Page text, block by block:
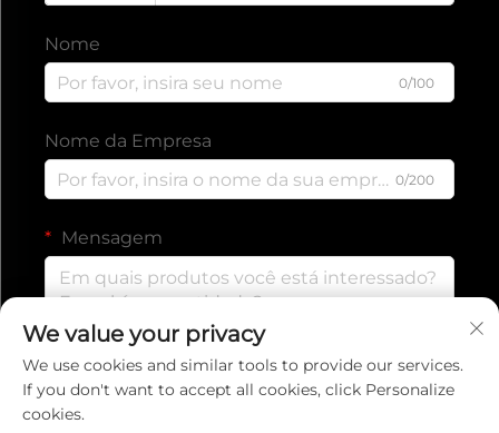
Nome
0/100
Nome da Empresa
0/200
Mensagem
We value your privacy
We use cookies and similar tools to provide our services.
If you don't want to accept all cookies, click Personalize
cookies.